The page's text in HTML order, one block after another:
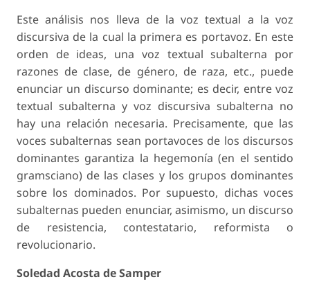
Este análisis nos lleva de la voz textual a la voz
discursiva de la cual la primera es portavoz. En este
orden de ideas, una voz textual subalterna por
razones de clase, de género, de raza, etc., puede
enunciar un discurso dominante; es decir, entre voz
textual subalterna y voz discursiva subalterna no
hay una relación necesaria. Precisamente, que las
voces subalternas sean portavoces de los discursos
dominantes garantiza la hegemonía (en el sentido
gramsciano) de las clases y los grupos dominantes
sobre los dominados. Por supuesto, dichas voces
subalternas pueden enunciar, asimismo, un discurso
de resistencia, contestatario, reformista o
revolucionario.
Soledad Acosta de Samper